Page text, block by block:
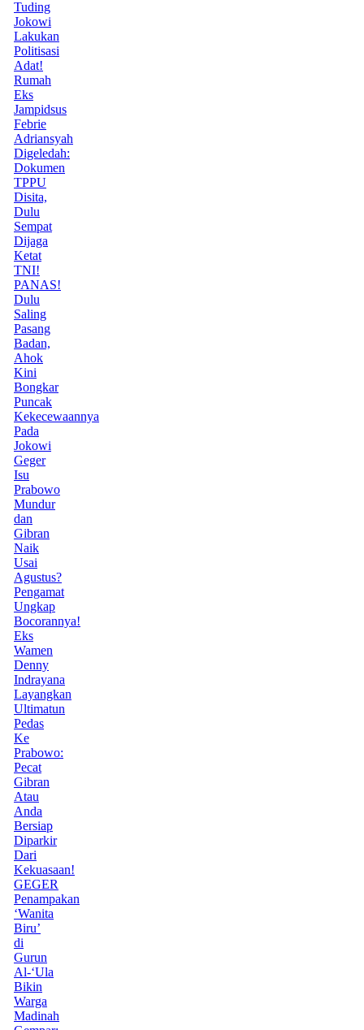
Tuding
Jokowi
Lakukan
Politisasi
Adat!
Rumah
Eks
Jampidsus
Febrie
Adriansyah
Digeledah:
Dokumen
TPPU
Disita,
Dulu
Sempat
Dijaga
Ketat
TNI!
PANAS!
Dulu
Saling
Pasang
Badan,
Ahok
Kini
Bongkar
Puncak
Kekecewaannya
Pada
Jokowi
Geger
Isu
Prabowo
Mundur
dan
Gibran
Naik
Usai
Agustus?
Pengamat
Ungkap
Bocorannya!
Eks
Wamen
Denny
Indrayana
Layangkan
Ultimatun
Pedas
Ke
Prabowo:
Pecat
Gibran
Atau
Anda
Bersiap
Diparkir
Dari
Kekuasaan!
GEGER
Penampakan
‘Wanita
Biru’
di
Gurun
Al-‘Ula
Bikin
Warga
Madinah